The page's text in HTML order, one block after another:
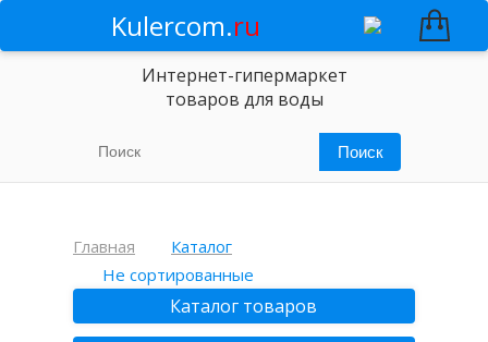
Kulercom.ru
Интернет-гипермаркет
товаров для воды
Главная
Каталог
Не сортированные
Каталог товаров